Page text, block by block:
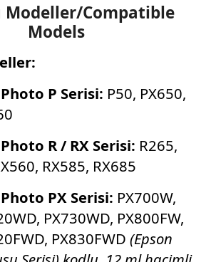
Modeller/Compatible
Models
P Serisi: P50, PX650,
R / RX Serisi: R265,
RX585, RX685
PX Serisi: PX700W,
PX730WD, PX800FW,
PX830FWD (Epson